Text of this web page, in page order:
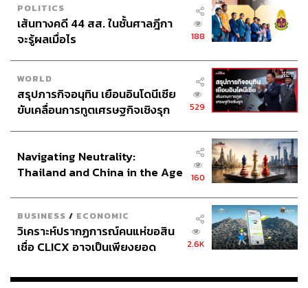
POLITICS
เส้นทางคดี 44 สส. ในชั้นศาลฎีกา
จะรู้ผลเมื่อไร
188
WORLD
สรุปภารกิจอนุทิน เยือนอินโดนีเซีย
ขับเคลื่อนการทูตเศรษฐกิจเชิงรุก
529
Navigating Neutrality:
Thailand and China in the Age
160
BUSINESS / ECONOMIC
วิเคราะห์ปรากฏการณ์คนแห่ขอสิน
เชื่อ CLICX อาจเป็นเพียงยอด
เรือนไทยที่ถูกซุกไว้
2.6K